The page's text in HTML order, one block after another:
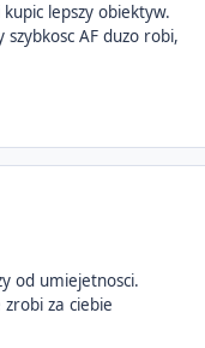
lepszy obiektyw.
AF duzo robi,
od umiejetnosci.
za ciebie